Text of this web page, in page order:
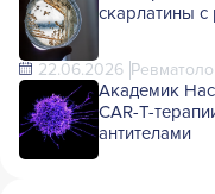
скарлатины с
22.06.2026
Академик
CAR-T-
антителами